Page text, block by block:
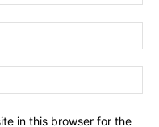
in this browser for the